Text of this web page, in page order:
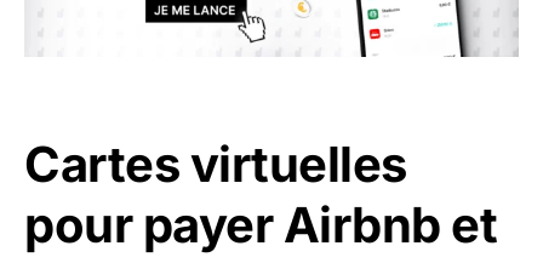
Cartes virtuelles
pour payer Airbnb et